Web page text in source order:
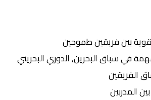
بين فريقين طموحين
في سباق البحرين, الدوري البحريني
الفريقين
المدربين